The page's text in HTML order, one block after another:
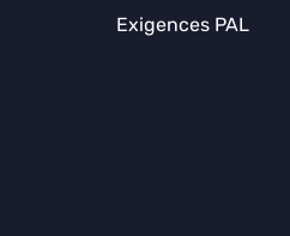
Exigences PAL